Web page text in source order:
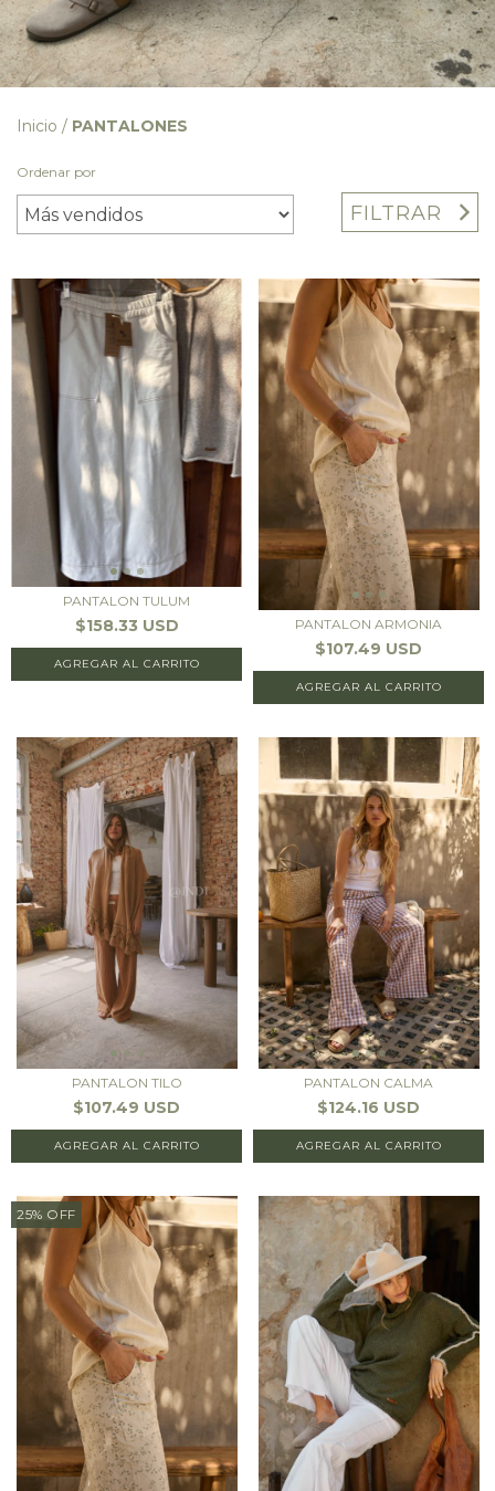
Inicio / PANTALONES
Ordenar por
FILTRAR
PANTALON TULUM
$158.33 USD
AGREGAR AL CARRITO
PANTALON ARMONIA
$107.49 USD
AGREGAR AL CARRITO
PANTALON TILO
$107.49 USD
AGREGAR AL CARRITO
PANTALON CALMA
$124.16 USD
AGREGAR AL CARRITO
25% OFF